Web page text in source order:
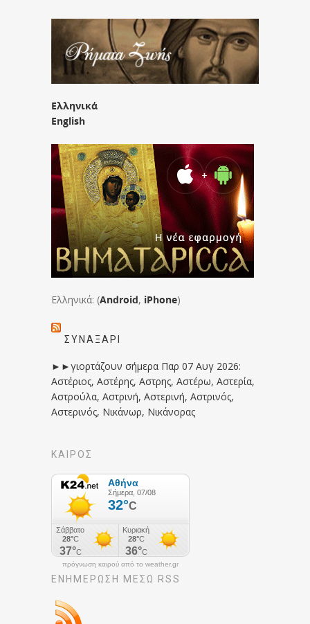
Ελληνικά
English
Ελληνικά: (Android, iPhone)
ΣΥΝΑΞΆΡΙ
►►γιορτάζουν σήμερα Παρ 07 Αυγ 2026:
Αστέριος, Αστέρης, Αστρης, Αστέρω, Αστερία,
Αστρούλα, Αστρινή, Αστερινή, Αστρινός,
Αστερινός, Νικάνωρ, Νικάνορας
ΚΑΙΡΟΣ
πρόγνωση καιρού από το weather.gr
ΕΝΗΜΈΡΩΣΉ ΜΕΣΩ RSS